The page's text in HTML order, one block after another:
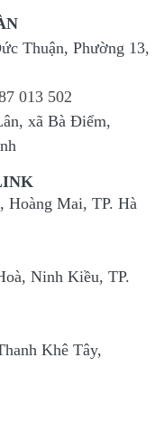
Thuận, Phường 13,
013 502
xã Bà Điểm,
Hoàng Mai, TP. Hà
Ninh Kiều, TP.
Khê Tây,